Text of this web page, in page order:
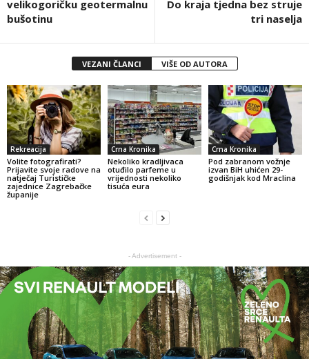
velikogoričku geotermalnu
bušotinu
Do kraja tjedna bez struje
tri naselja
VEZANI ČLANCI VIŠE OD AUTORA
Rekreacija
Volite fotografirati?
Prijavite svoje radove na
natječaj Turističke
zajednice Zagrebačke
županije
Crna Kronika
Nekoliko kradljivaca
otuđilo parfeme u
vrijednosti nekoliko
tisuća eura
Crna Kronika
Pod zabranom vožnje
izvan BiH uhićen 29-
godišnjak kod Mraclina
- Advertisement -